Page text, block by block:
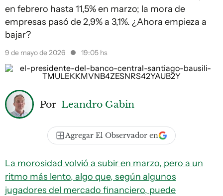
en febrero hasta 11,5% en marzo; la mora de
empresas pasó de 2,9% a 3,1%. ¿Ahora empieza a
bajar?
9 de mayo de 2026 19:05 hs
Por Leandro Gabin
Agregar El Observador en
La morosidad volvió a subir en marzo, pero a un
ritmo más lento, algo que, según algunos
jugadores del mercado financiero, puede